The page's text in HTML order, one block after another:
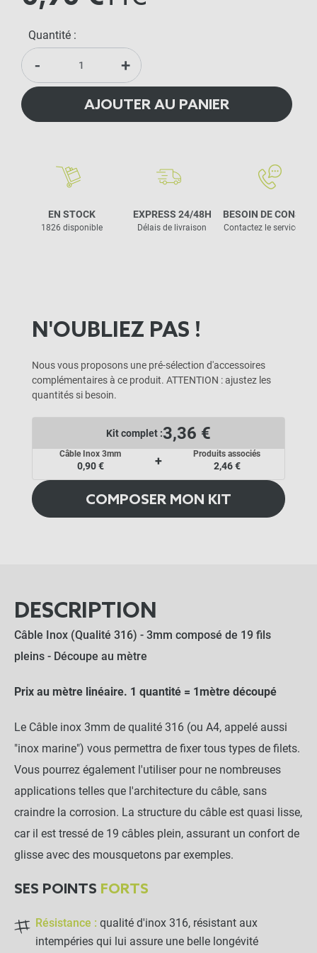
Quantité :
- +
AJOUTER AU PANIER
EN STOCK
1826 disponible
EXPRESS 24/48H
Délais de livraison
BESOIN DE CONSEIL
Contactez le service
N'OUBLIEZ PAS !
Nous vous proposons une pré-sélection d'accessoires
complémentaires à ce produit. ATTENTION : ajustez les
quantités si besoin.
Kit complet :3,36 €
Câble Inox 3mm
0,90 € +
Produits associés
2,46 €
COMPOSER MON KIT
DESCRIPTION
Câble Inox (Qualité 316) - 3mm composé de 19 fils
pleins - Découpe au mètre
Prix au mètre linéaire. 1 quantité = 1mètre découpé
Le Câble inox 3mm de qualité 316 (ou A4, appelé aussi
"inox marine") vous permettra de fixer tous types de filets.
Vous pourrez également l'utiliser pour ne nombreuses
applications telles que l'architecture du câble, sans
craindre la corrosion. La structure du câble est quasi lisse,
car il est tressé de 19 câbles plein, assurant un confort de
glisse avec des mousquetons par exemples.
SES POINTS FORTS
Résistance : qualité d'inox 316, résistant aux
intempéries qui lui assure une belle longévité